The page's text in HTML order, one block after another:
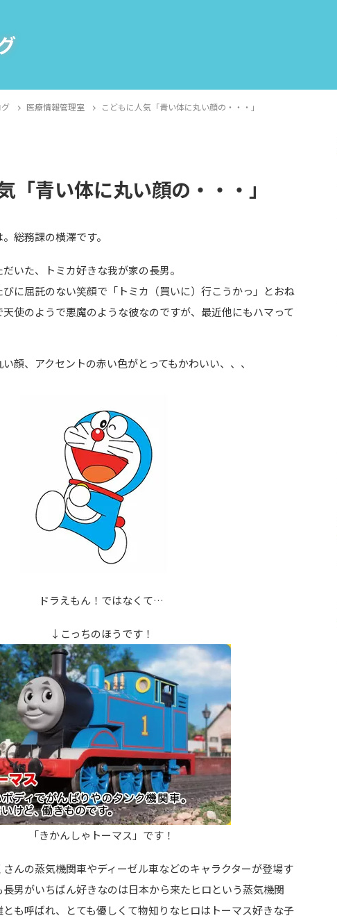
医療情報管理室 こどもに人気「青い体に丸い顔の・・・」
「青い体に丸い顔の・・・」
総務課の横澤です。
いた、トミカ好きな我が家の長男。
に屈託のない笑顔で「トミカ（買いに）行こうかっ」とおね
使のようで悪魔のような彼なのですが、最近他にもハマって
顔、アクセントの赤い色がとってもかわいい、、、
ドラえもん！ではなくて…
↓こっちのほうです！
「きかんしゃトーマス」です！
さんの蒸気機関車やディーゼル車などのキャラクターが登場す
男がいちばん好きなのは日本から来たヒロという蒸気機関
も呼ばれ、とても優しくて物知りなヒロはトーマス好きな子